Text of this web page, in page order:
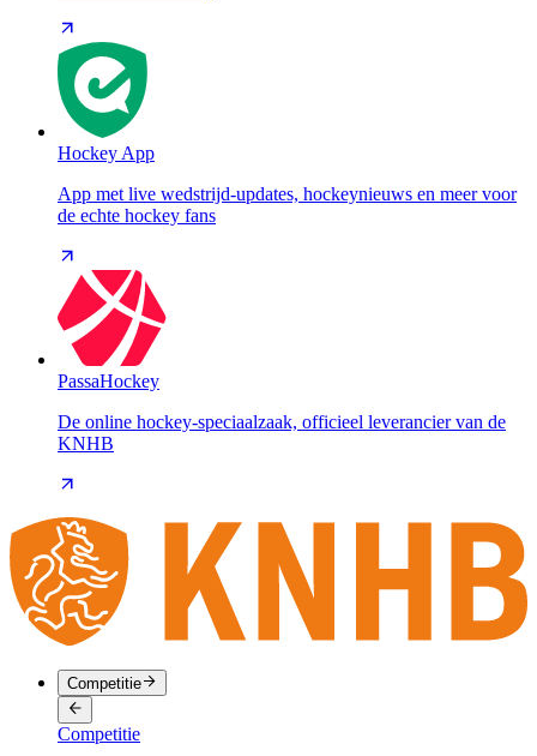
Hockey App
App met live wedstrijd-updates, hockeynieuws en meer voor
de echte hockey fans
PassaHockey
De online hockey-speciaalzaak, officieel leverancier van de
KNHB
Competitie
Competitie